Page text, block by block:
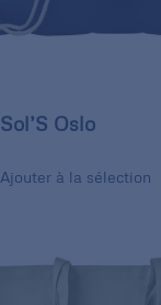
Sol’S Oslo
Ajouter à la sélection